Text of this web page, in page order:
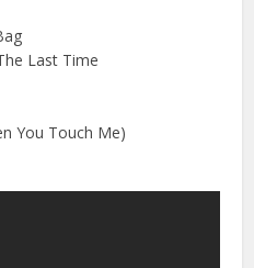
Last Time
You Touch Me)